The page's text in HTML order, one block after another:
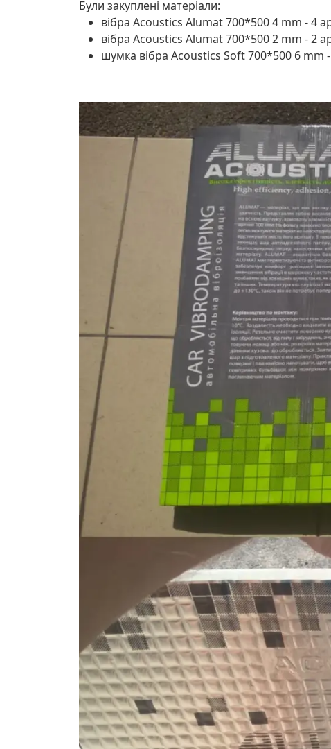
Були закуплені матеріали:
вібра Acoustics Alumat 700*500 4 mm - 4
вібра Acoustics Alumat 700*500 2 mm - 2
шумка вібра Acoustics Soft 700*500 6 mm